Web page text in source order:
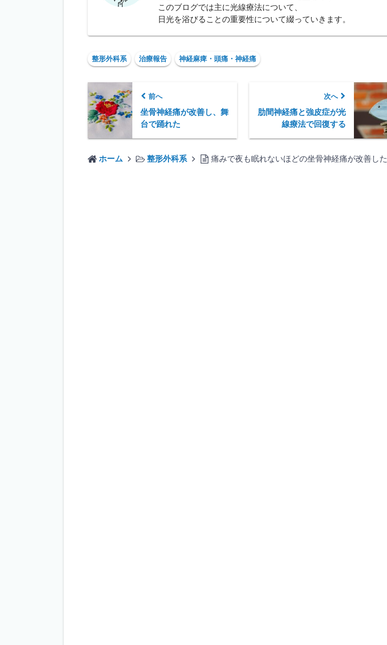
このブログでは主に光線療法について、
日光を浴びることの重要性について綴っていきます。
整形外科系 治療報告 神経麻痺・頭痛・神経痛
前へ
坐骨神経痛が改善し、舞
台で踊れた
次へ
肋間神経痛と強皮症が光
線療法で回復する
ホーム 整形外科系 痛みで夜も眠れないほどの坐骨神経痛が改善した